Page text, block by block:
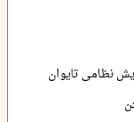
نظامی تایوان